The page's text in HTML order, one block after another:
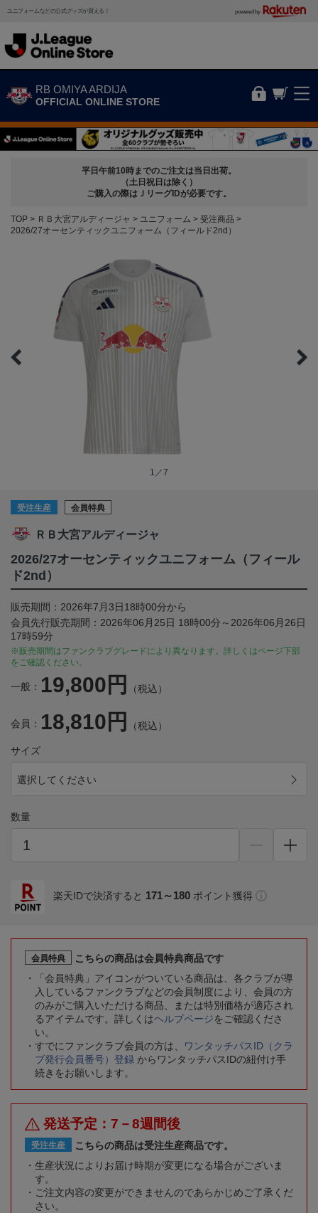
ユニフォームなどの公式グッズが買える！ powered by
RB OMIYA ARDIJA
OFFICIAL ONLINE STORE
平日午前10時までのご注文は当日出荷。
（土日祝日は除く）
ご購入の際はＪリーグIDが必要です。
TOP ＲＢ大宮アルディージャ ユニフォーム
受注商品
2026/27オーセンティックユニフォーム（フィールド2nd）
1／7
受注生産 会員特典
ＲＢ大宮アルディージャ
2026/27オーセンティックユニフォーム（フィール
ド2nd）
販売期間：2026年7月3日18時00分から
会員先行販売期間：2026年06月25日 18時00分～2026年06月26日
17時59分
※販売期間はファンクラブグレードにより異なります。詳しくはページ下部
をご確認ください。
一般： 19,800円 （税込）
会員： 18,810円 （税込）
サイズ
選択してください
数量
楽天IDで決済すると 171～180 ポイント獲得
会員特典
こちらの商品は会員特典商品です
「会員特典」アイコンがついている商品は、各クラブが導
入しているファンクラブなどの会員制度により、会員の方
のみがご購入いただける商品、または特別価格が適応され
るアイテムです。詳しくはヘルプページをご確認くださ
い。
すでにファンクラブ会員の方は、
ワンタッチパスID（クラ
ブ発行会員番号）登録 からワンタッチパスIDの紐付け手
続きをお願いします。
発送予定：7－8週間後
受注生産
こちらの商品は受注生産商品です。
生産状況によりお届け時期が変更になる場合がございま
す。
ご注文内容の変更ができませんのであらかじめご了承くだ
さい。